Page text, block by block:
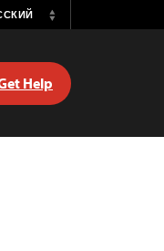
Switch
Help